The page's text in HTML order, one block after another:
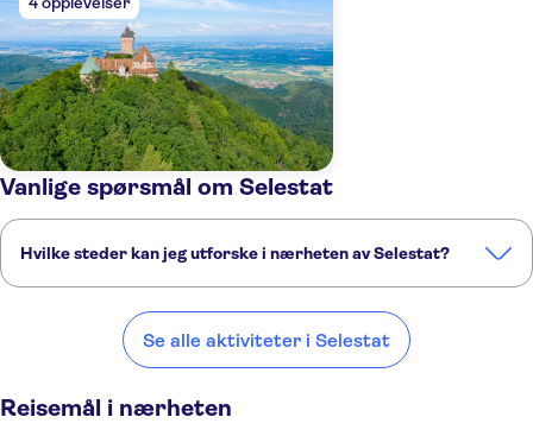
Vanlige spørsmål om Selestat
Hvilke steder kan jeg utforske i nærheten av Selestat?
Colmar Obernai Rouffach Strasbourg
Se alle aktiviteter i Selestat
Reisemål i nærheten